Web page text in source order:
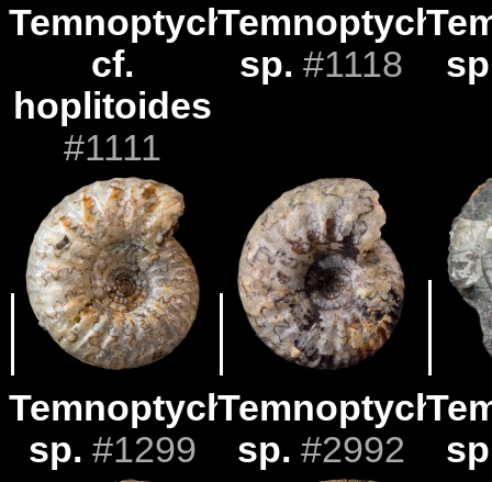
Temnoptychites
cf.
hoplitoides
#1111
sp. #1118
Temnoptychites
sp. #1299
sp. #2992